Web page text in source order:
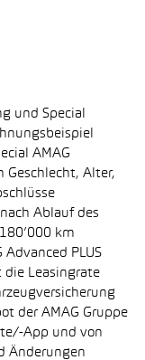
und Special
AMAG
Geschlecht, Alter,
Ablauf des
km
PLUS
die Leasingrate
der AMAG Gruppe
App und von
Änderungen